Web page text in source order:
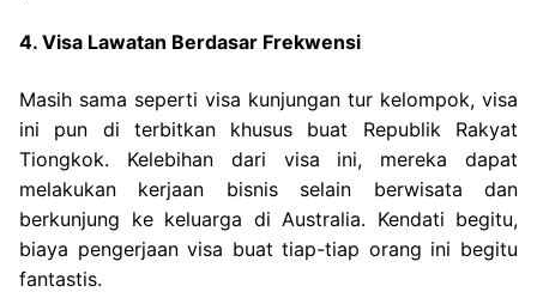
4. Visa Lawatan Berdasar Frekwensi
Masih sama seperti visa kunjungan tur kelompok, visa
ini pun di terbitkan khusus buat Republik Rakyat
Tiongkok. Kelebihan dari visa ini, mereka dapat
melakukan kerjaan bisnis selain berwisata dan
berkunjung ke keluarga di Australia. Kendati begitu,
biaya pengerjaan visa buat tiap-tiap orang ini begitu
fantastis.